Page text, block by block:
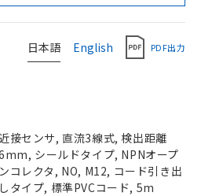
日本語 English PDF出力
近接センサ, 直流3線式, 検出距離
シールドタイプ, NPNオープ
ンコレクタ, NO, M12, コード引き出
しタイプ, 標準PVCコード, 5m